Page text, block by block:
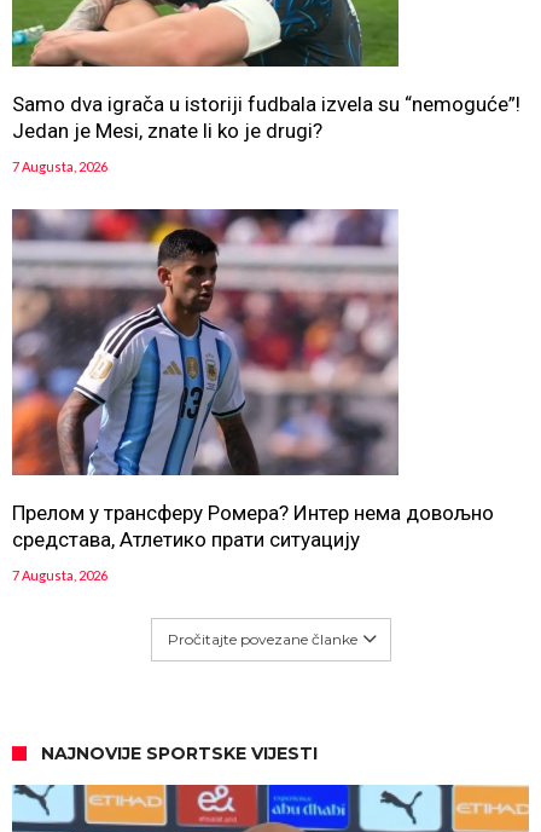
Samo dva igrača u istoriji fudbala izvela su “nemoguće”!
Jedan je Mesi, znate li ko je drugi?
7 Augusta, 2026
Прелом у трансферу Ромера? Интер нема довољно
средстава, Атлетико прати ситуацију
7 Augusta, 2026
Pročitajte povezane članke
NAJNOVIJE SPORTSKE VIJESTI